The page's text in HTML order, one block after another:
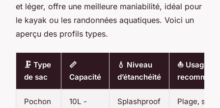
et léger, offre une meilleure maniabilité, idéal pour
le kayak ou les randonnées aquatiques. Voici un
aperçu des profils types.
🗜️ Type
de sac
📏
Capacité
💧 Niveau
d’étanchéité
⛵ Usage
Pochon
10L -
Splashproof
Plage,